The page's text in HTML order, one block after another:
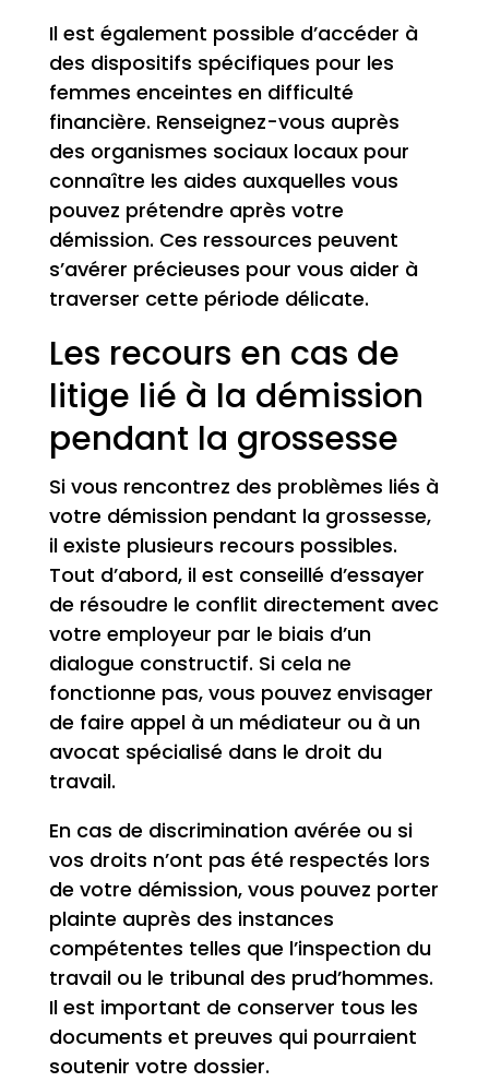
Il est également possible d’accéder à
des dispositifs spécifiques pour les
femmes enceintes en difficulté
financière. Renseignez-vous auprès
des organismes sociaux locaux pour
connaître les aides auxquelles vous
pouvez prétendre après votre
démission. Ces ressources peuvent
s’avérer précieuses pour vous aider à
traverser cette période délicate.
Les recours en cas de
litige lié à la démission
pendant la grossesse
Si vous rencontrez des problèmes liés à
votre démission pendant la grossesse,
il existe plusieurs recours possibles.
Tout d’abord, il est conseillé d’essayer
de résoudre le conflit directement avec
votre employeur par le biais d’un
dialogue constructif. Si cela ne
fonctionne pas, vous pouvez envisager
de faire appel à un médiateur ou à un
avocat spécialisé dans le droit du
travail.
En cas de discrimination avérée ou si
vos droits n’ont pas été respectés lors
de votre démission, vous pouvez porter
plainte auprès des instances
compétentes telles que l’inspection du
travail ou le tribunal des prud’hommes.
Il est important de conserver tous les
documents et preuves qui pourraient
soutenir votre dossier.